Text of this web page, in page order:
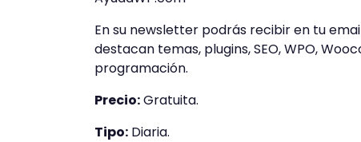
En su newsletter podrás recibir en tu
destacan temas, plugins, SEO, WPO,
programación.
Precio:Gratuita.
Tipo: Diaria.